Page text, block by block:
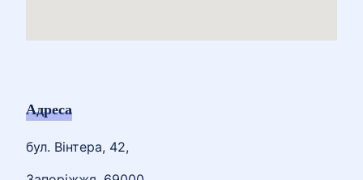
Адреса
бул. Вінтера, 42,